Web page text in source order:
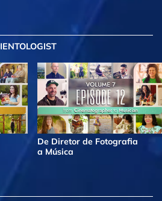
De Diretor de Fotografia
a Música